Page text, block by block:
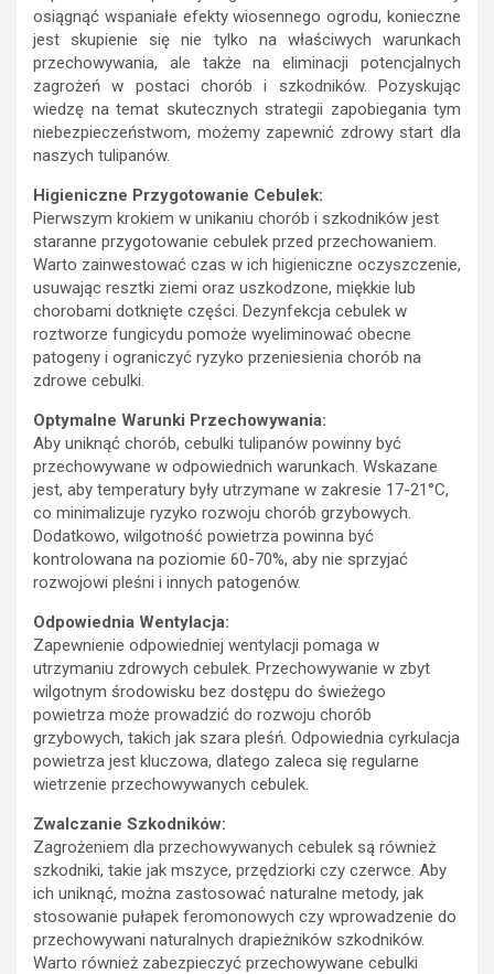
osiągnąć wspaniałe efekty wiosennego ogrodu, konieczne
jest skupienie się nie tylko na właściwych warunkach
przechowywania, ale także na eliminacji potencjalnych
zagrożeń w postaci chorób i szkodników. Pozyskując
wiedzę na temat skutecznych strategii zapobiegania tym
niebezpieczeństwom, możemy zapewnić zdrowy start dla
naszych tulipanów.
Higieniczne Przygotowanie Cebulek:
Pierwszym krokiem w unikaniu chorób i szkodników jest
staranne przygotowanie cebulek przed przechowaniem.
Warto zainwestować czas w ich higieniczne oczyszczenie,
usuwając resztki ziemi oraz uszkodzone, miękkie lub
chorobami dotknięte części. Dezynfekcja cebulek w
roztworze fungicydu pomoże wyeliminować obecne
patogeny i ograniczyć ryzyko przeniesienia chorób na
zdrowe cebulki.
Optymalne Warunki Przechowywania:
Aby uniknąć chorób, cebulki tulipanów powinny być
przechowywane w odpowiednich warunkach. Wskazane
jest, aby temperatury były utrzymane w zakresie 17-21°C,
co minimalizuje ryzyko rozwoju chorób grzybowych.
Dodatkowo, wilgotność powietrza powinna być
kontrolowana na poziomie 60-70%, aby nie sprzyjać
rozwojowi pleśni i innych patogenów.
Odpowiednia Wentylacja:
Zapewnienie odpowiedniej wentylacji pomaga w
utrzymaniu zdrowych cebulek. Przechowywanie w zbyt
wilgotnym środowisku bez dostępu do świeżego
powietrza może prowadzić do rozwoju chorób
grzybowych, takich jak szara pleśń. Odpowiednia cyrkulacja
powietrza jest kluczowa, dlatego zaleca się regularne
wietrzenie przechowywanych cebulek.
Zwalczanie Szkodników:
Zagrożeniem dla przechowywanych cebulek są również
szkodniki, takie jak mszyce, przędziorki czy czerwce. Aby
ich uniknąć, można zastosować naturalne metody, jak
stosowanie pułapek feromonowych czy wprowadzenie do
przechowywani naturalnych drapieżników szkodników.
Warto również zabezpieczyć przechowywane cebulki